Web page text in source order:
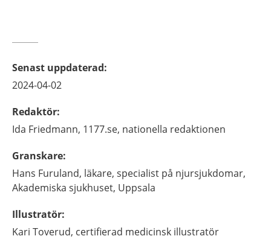
Senast uppdaterad:
2024-04-02
Redaktör:
Ida Friedmann, 1177.se, nationella redaktionen
Granskare:
Hans Furuland, läkare, specialist på njursjukdomar,
Akademiska sjukhuset, Uppsala
Illustratör:
Kari Toverud, certifierad medicinsk illustratör